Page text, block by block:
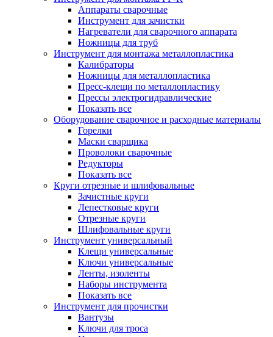
Аппараты сварочные
Инструмент для зачистки
Нагреватели для сварочного аппарата
Ножницы для труб
Инструмент для монтажа металлопластика
Калибраторы
Ножницы для металлопластика
Пресс-клещи по металлопластику
Прессы электрогидравлические
Показать все
Оборудование сварочное и расходные материалы
Горелки
Маски сварщика
Проволоки сварочные
Редукторы
Показать все
Круги отрезные и шлифовальные
Зачистные круги
Лепестковые круги
Отрезные круги
Шлифовальные круги
Инструмент универсальный
Клещи универсальные
Ключи универсальные
Ленты, изоленты
Наборы инструмента
Показать все
Инструмент для прочистки
Вантузы
Ключи для троса